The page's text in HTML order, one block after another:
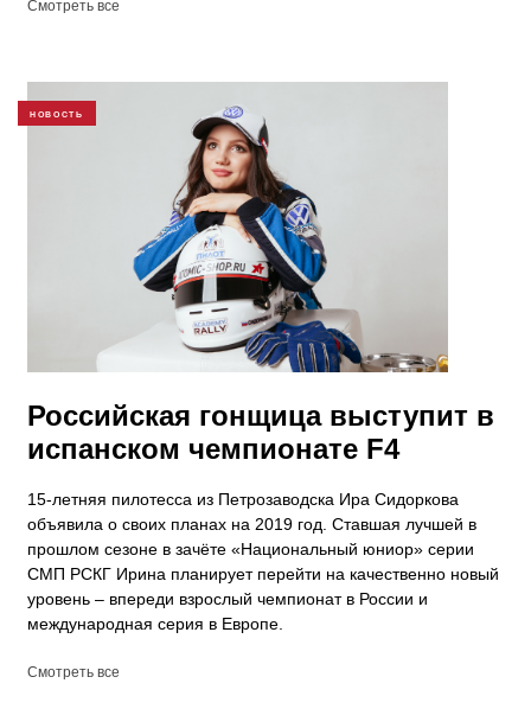
Смотреть все
НОВОСТЬ
Российская гонщица выступит в
испанском чемпионате F4
15-летняя пилотесса из Петрозаводска Ира Сидоркова
объявила о своих планах на 2019 год. Ставшая лучшей в
прошлом сезоне в зачёте «Национальный юниор» серии
СМП РСКГ Ирина планирует перейти на качественно новый
уровень – впереди взрослый чемпионат в России и
международная серия в Европе.
Смотреть все